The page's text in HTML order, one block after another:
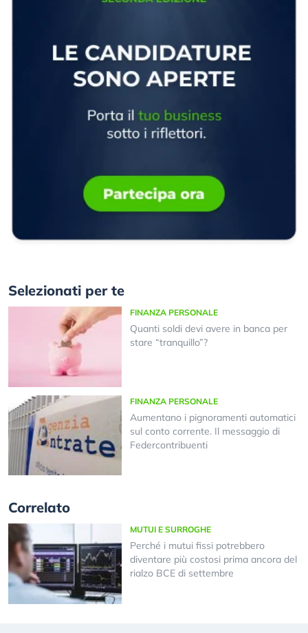
Selezionati per te
FINANZA PERSONALE
Quanti soldi devi avere in banca per
stare “tranquillo”?
FINANZA PERSONALE
Aumentano i pignoramenti automatici
sul conto corrente. Il messaggio di
Federcontribuenti
Correlato
MUTUI E SURROGHE
Perché i mutui fissi potrebbero
diventare più costosi prima ancora del
rialzo BCE di settembre